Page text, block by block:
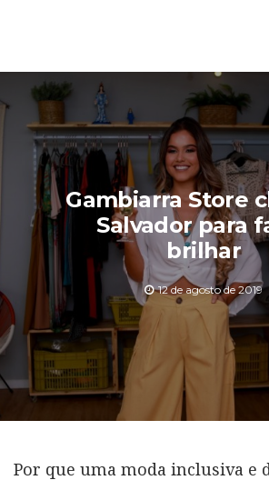
Gambiarra Store
Salvador para
brilhar
12 de agosto de 2019
Por que uma moda inclusiva e